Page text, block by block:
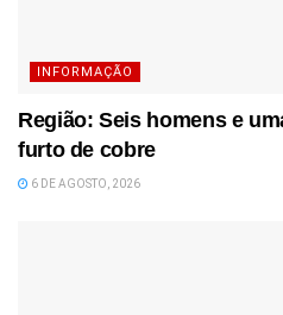
INFORMAÇÃO
Região: Seis homens e
furto de cobre
6 DE AGOSTO, 2026